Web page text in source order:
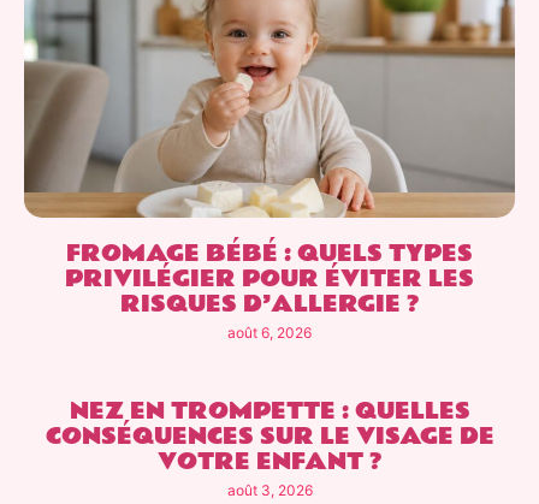
FROMAGE BÉBÉ : QUELS TYPES
PRIVILÉGIER POUR ÉVITER LES
RISQUES D’ALLERGIE ?
août 6, 2026
NEZ EN TROMPETTE : QUELLES
CONSÉQUENCES SUR LE VISAGE DE
VOTRE ENFANT ?
août 3, 2026